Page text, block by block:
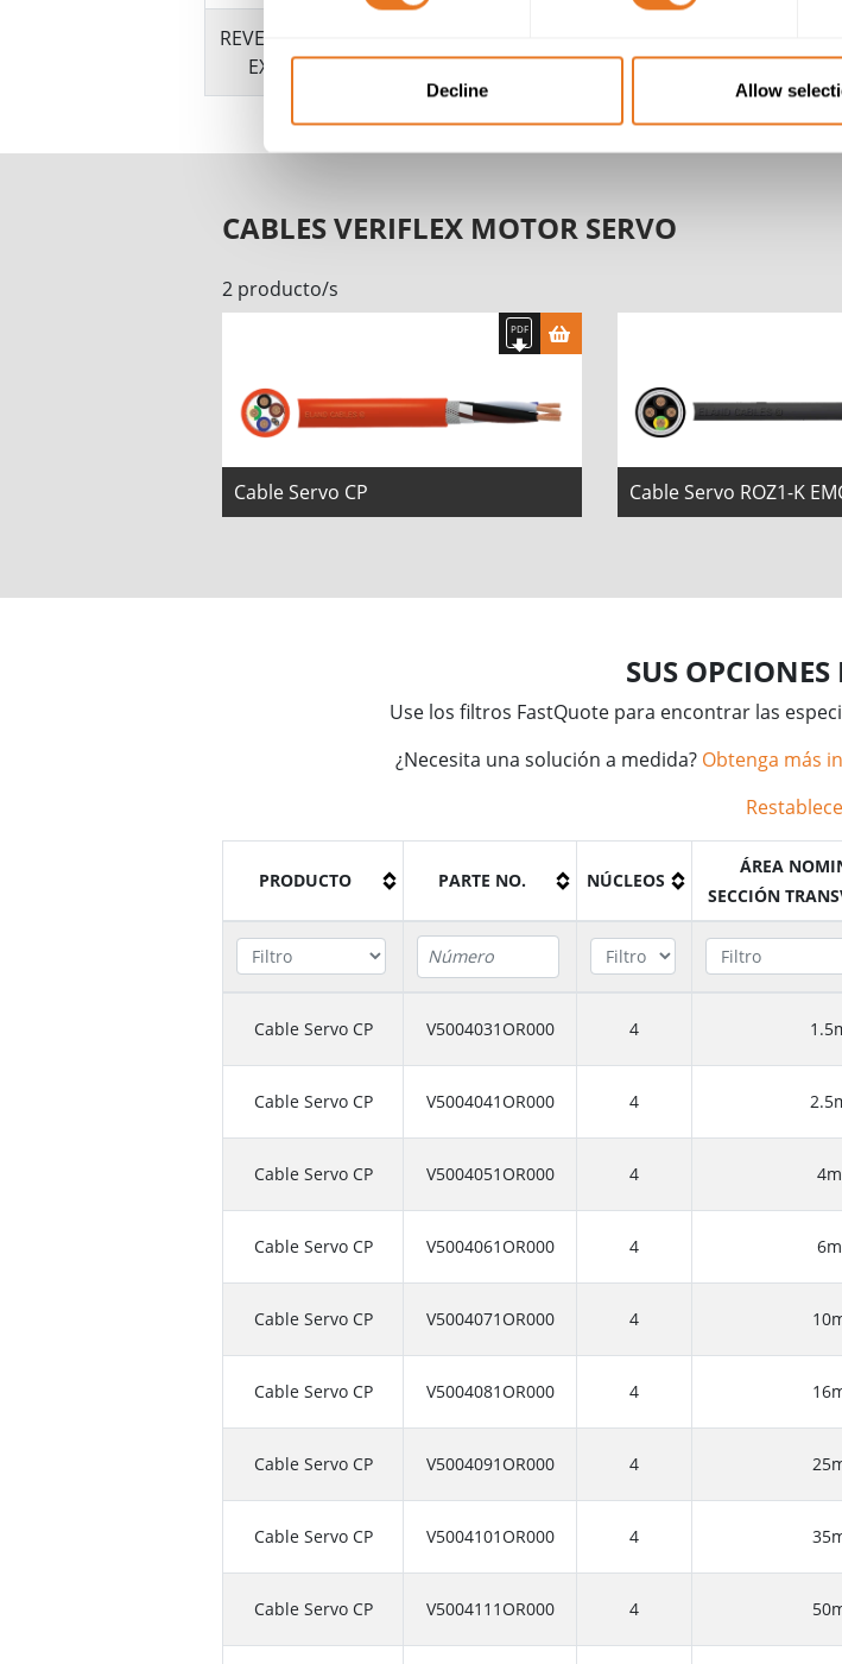
Decline Allow
REVESTIMIENTO
EXTERIOR
CABLES VERIFLEX MOTOR SERVO
2 producto/s
Cable Servo CP Cable Servo ROZ1-K
SUS OPCIONES
Use los filtros FastQuote para encontrar las
¿Necesita una solución a medida? Obtenga más
PRODUCTO PARTE NO. NÚCLEOS
ÁREA
SECCIÓN
Cable Servo CP V5004031OR000 4
Cable Servo CP V5004041OR000 4
Cable Servo CP V5004051OR000 4
Cable Servo CP V5004061OR000 4
Cable Servo CP V5004071OR000 4
Cable Servo CP V5004081OR000 4
Cable Servo CP V5004091OR000 4
Cable Servo CP V5004101OR000 4
Cable Servo CP V5004111OR000 4